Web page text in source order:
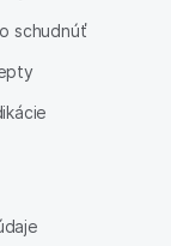
schudnúť